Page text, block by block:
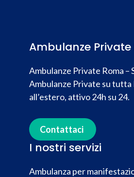
Ambulanze Private
Ambulanze Private Roma –
Ambulanze Private su tutta
all’estero, attivo 24h su 24.
Contattaci
I nostri servizi
Ambulanza per